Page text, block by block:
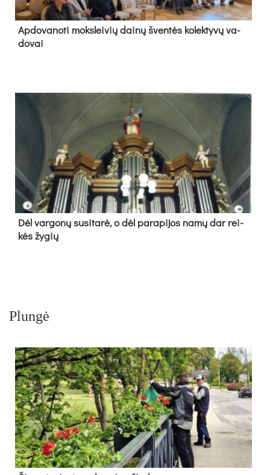
Ap­do­va­no­ti moks­lei­vių dai­nų šven­tės ko­lek­ty­vų va­
do­vai
Dėl var­go­nų su­si­ta­rė, o dėl pa­ra­pi­jos na­mų dar rei­
kės žy­gių
Plungė